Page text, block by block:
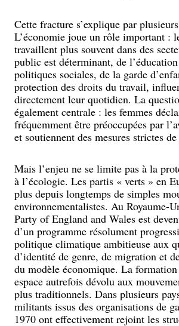
Cette fracture s’explique par
L’économie joue un rôle important :
travaillent plus souvent dans des
public est déterminant, de
politiques sociales, de la garde
protection des droits du travail,
directement leur quotidien. La
également centrale : les femmes
fréquemment être préoccupées par
et soutiennent des mesures strictes
Mais l’enjeu ne se limite pas à la
à l’écologie. Les partis « verts » en
plus depuis longtemps de simples
environnementalistes. Au Royaume-
Party of England and Wales est
d’un programme résolument
politique climatique ambitieuse aux
d’identité de genre, de migration et
du modèle économique. La
espace autrefois dévolu aux
plus traditionnels. Dans plusieurs
militants issus des organisations de
1970 ont effectivement rejoint les